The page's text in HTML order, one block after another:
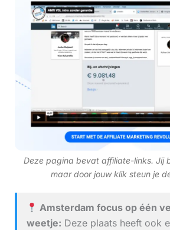
Deze pagina bevat affiliate-links. Jij
maar door jouw klik steun je
Amsterdam focus op één
weetje: Deze plaats heeft ook